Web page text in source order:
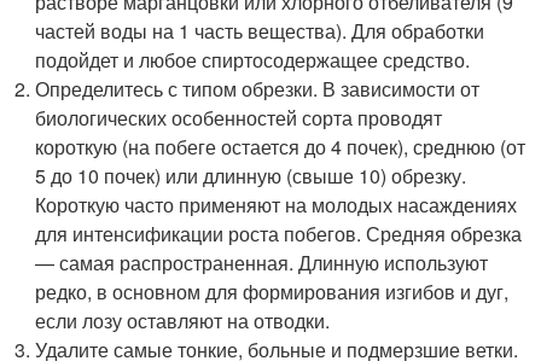
частей воды на 1 часть вещества). Для обработки
подойдет и любое спиртосодержащее средство.
Определитесь с типом обрезки. В зависимости от
биологических особенностей сорта проводят
короткую (на побеге остается до 4 почек), среднюю (от
5 до 10 почек) или длинную (свыше 10) обрезку.
Короткую часто применяют на молодых насаждениях
для интенсификации роста побегов. Средняя обрезка
— самая распространенная. Длинную используют
редко, в основном для формирования изгибов и дуг,
если лозу оставляют на отводки.
Удалите самые тонкие, больные и подмерзшие ветки.